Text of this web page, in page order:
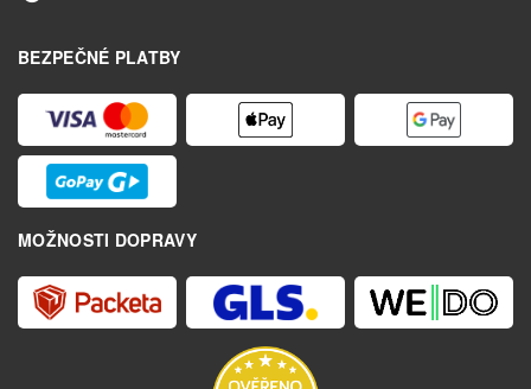
BEZPEČNÉ PLATBY
MOŽNOSTI DOPRAVY